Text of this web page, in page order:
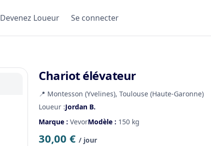
Devenez Loueur Se connecter
Chariot élévateur
📍 Montesson (Yvelines), Toulouse (Haute-Garonne)
Loueur :Jordan B.
Marque : VevorModèle : 150 kg
30,00 € / jour